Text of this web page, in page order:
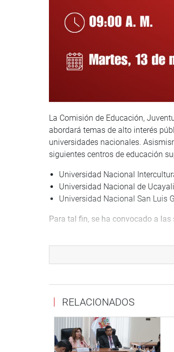
La Comisión de Educación,
abordará temas de alto interés
universidades nacionales.
siguientes centros de educación
Universidad Nacional
Universidad Nacional de Ucayali
Universidad Nacional San Luis
Para tal fin, se ha convocado a
José Octavio Ruiz Tejada,
Edgardo Leoncio Braul Gomero,
María Rosa Villanueva Ojeda,
departamento de Amazonas.
Además, seis congresistas
RELACIONADOS